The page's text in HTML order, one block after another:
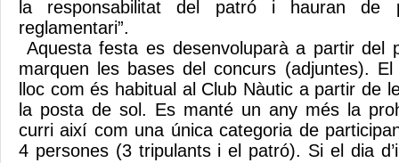
la responsabilitat del patró i hauran de
reglamentari”.
Aquesta festa es desenvoluparà a partir del
marquen les bases del concurs (adjuntes).
lloc com és habitual al Club Nàutic a partir de
la posta de sol. Es manté un any més la
curri així com una única categoria de
4 persones (3 tripulants i el patró). Si el dia